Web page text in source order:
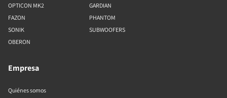
OPTICON MK2
FAZON
SONIK
OBERON
GARDIAN
PHANTOM
SUBWOOFERS
Empresa
Quiénes somos